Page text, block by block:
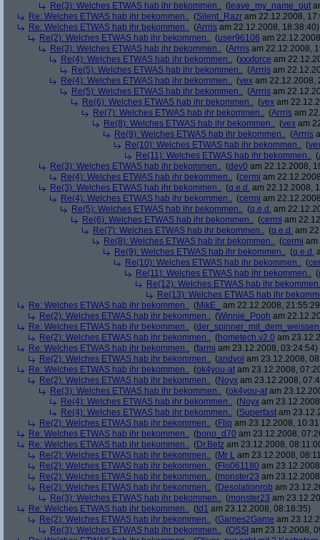
Re(3): Welches ETWAS hab ihr bekommen.. ( leave_my_name_out
Re: Welches ETWAS hab ihr bekommen.. (Silent_Razr am 22.12.2008,
Re: Welches ETWAS hab ihr bekommen.. (Arrris am 22.12.2008, 18:38:40)
Re(2): Welches ETWAS hab ihr bekommen.. (user96106 am
Re(3): Welches ETWAS hab ihr bekommen.. (Arrris am 22.12.2008,
Re(4): Welches ETWAS hab ihr bekommen.. (xxxforce am
Re(5): Welches ETWAS hab ihr bekommen.. (Arrris am
Re(4): Welches ETWAS hab ihr bekommen.. (vex am 22.12.2008,
Re(5): Welches ETWAS hab ihr bekommen.. (Arrris am
Re(6): Welches ETWAS hab ihr bekommen.. (vex am
Re(7): Welches ETWAS hab ihr bekommen.. (Arrris am
Re(8): Welches ETWAS hab ihr bekommen.. (vex am
Re(9): Welches ETWAS hab ihr bekommen.. (Arrris
Re(10): Welches ETWAS hab ihr bekommen.. (
Re(11): Welches ETWAS hab ihr bekommen.. (
Re(3): Welches ETWAS hab ihr bekommen.. (dev0 am 22.12.2008,
Re(4): Welches ETWAS hab ihr bekommen.. (cermi am
Re(3): Welches ETWAS hab ihr bekommen.. (q.e.d. am 22.12.2008,
Re(4): Welches ETWAS hab ihr bekommen.. (cermi am
Re(5): Welches ETWAS hab ihr bekommen.. (q.e.d. am
Re(6): Welches ETWAS hab ihr bekommen.. (cermi am
Re(7): Welches ETWAS hab ihr bekommen.. (q.e.d. am
Re(8): Welches ETWAS hab ihr bekommen.. (cermi am
Re(9): Welches ETWAS hab ihr bekommen.. (q.e.d.
Re(10): Welches ETWAS hab ihr bekommen.. (
Re(11): Welches ETWAS hab ihr bekommen.. (
Re(12): Welches ETWAS hab ihr
Re(13): Welches ETWAS hab ihr
Re: Welches ETWAS hab ihr bekommen.. (MikE_
am 22.12.2008,
Re(2): Welches ETWAS hab ihr bekommen.. (Winnie_Pooh am
Re: Welches ETWAS hab ihr bekommen.. (
Re(2): Welches ETWAS hab ihr bekommen.. (hometech.v2.0 am
Re: Welches ETWAS hab ihr bekommen.. (farmi am 23.12.2008, 03:24:54)
Re(2): Welches ETWAS hab ihr bekommen.. (andvol am 23.12.2008,
Re: Welches ETWAS hab ihr bekommen.. (ok4you-at am 23.12.2008,
Re(2): Welches ETWAS hab ihr bekommen.. (Noyx am 23.12.2008,
Re(3): Welches ETWAS hab ihr bekommen.. (ok4you-at am
Re(4): Welches ETWAS hab ihr bekommen.. (Noyx am
Re(4): Welches ETWAS hab ihr bekommen.. (Superfast am
Re(2): Welches ETWAS hab ihr bekommen.. (Flip am 23.12.2008,
Re: Welches ETWAS hab ihr bekommen.. (bono_d70 am 23.12.2008,
Re: Welches ETWAS hab ihr bekommen.. (Dr.Betz am 23.12.2008,
Re(2): Welches ETWAS hab ihr bekommen.. (Mr L am 23.12.2008,
Re(2): Welches ETWAS hab ihr bekommen.. (Flo061180 am
Re(2): Welches ETWAS hab ihr bekommen.. (monster23 am
Re(2): Welches ETWAS hab ihr bekommen.. (Desolationrob am
Re(3): Welches ETWAS hab ihr bekommen.. (monster23 am
Re: Welches ETWAS hab ihr bekommen.. (td1 am 23.12.2008, 08:18:35)
Re(2): Welches ETWAS hab ihr bekommen.. (Games2Game am
Re(3): Welches ETWAS hab ihr bekommen.. (OSSI am 23.12.2008,